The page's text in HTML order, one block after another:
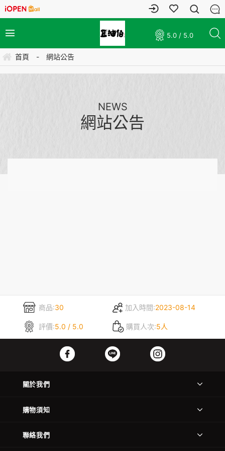
5.0 / 5.0
首頁 - 網站公告
NEWS
網站公告
商品:30 加入時間:2023-08-14
評價:5.0 / 5.0 購買人次:5人
關於我們
購物須知
聯絡我們